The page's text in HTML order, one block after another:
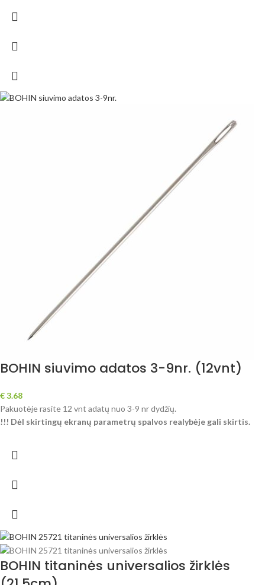
BOHIN siuvimo adatos 3-9nr. (12vnt)
€3.68
Pakuotėje rasite 12 vnt adatų nuo 3-9 nr dydžių.
!!! Dėl skirtingų ekranų parametrų spalvos realybėje gali skirtis.
BOHIN titaninės universalios žirklės